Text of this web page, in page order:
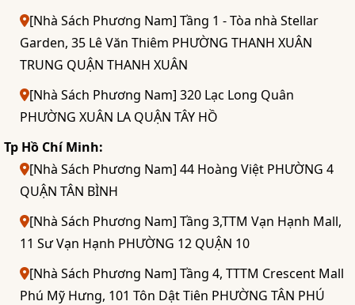
[Nhà Sách Phương Nam] Tầng 1 - Tòa nhà Stellar
Garden, 35 Lê Văn Thiêm PHƯỜNG THANH XUÂN
TRUNG QUẬN THANH XUÂN
[Nhà Sách Phương Nam] 320 Lạc Long Quân
PHƯỜNG XUÂN LA QUẬN TÂY HỒ
Tp Hồ Chí Minh:
[Nhà Sách Phương Nam] 44 Hoàng Việt PHƯỜNG 4
QUẬN TÂN BÌNH
[Nhà Sách Phương Nam] Tầng 3,TTM Vạn Hạnh Mall,
11 Sư Vạn Hạnh PHƯỜNG 12 QUẬN 10
[Nhà Sách Phương Nam] Tầng 4, TTTM Crescent Mall
Phú Mỹ Hưng, 101 Tôn Dật Tiên PHƯỜNG TÂN PHÚ